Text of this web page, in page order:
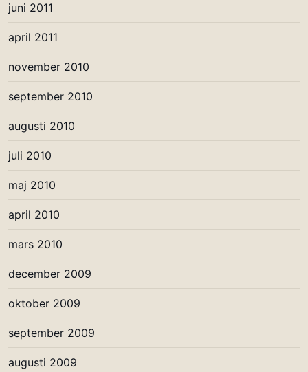
juni 2011
april 2011
november 2010
september 2010
augusti 2010
juli 2010
maj 2010
april 2010
mars 2010
december 2009
oktober 2009
september 2009
augusti 2009